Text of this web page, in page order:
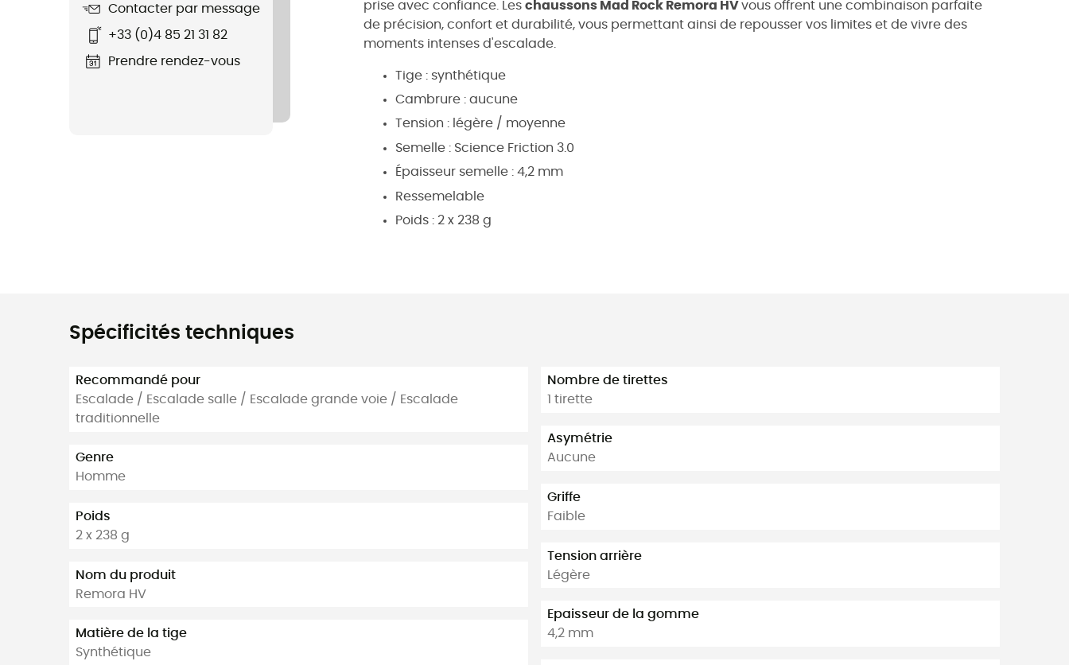
Contacter par message
+33 (0)4 85 21 31 82
Prendre rendez-vous
prise avec confiance. Les chaussons Mad Rock Remora HVvous offrent une combinaison parfaite
de précision, confort et durabilité, vous permettant ainsi de repousser vos limites et de vivre des
moments intenses d'escalade.
Tige : synthétique
Cambrure : aucune
Tension : légère / moyenne
Semelle : Science Friction 3.0
Épaisseur semelle : 4,2 mm
Ressemelable
Poids : 2 x 238 g
Spécificités techniques
Recommandé pour
Escalade / Escalade salle / Escalade grande voie / Escalade
traditionnelle
Genre
Homme
Poids
2 x 238 g
Nom du produit
Remora HV
Matière de la tige
Synthétique
Nombre de tirettes
1 tirette
Asymétrie
Aucune
Griffe
Faible
Tension arrière
Légère
Epaisseur de la gomme
4,2 mm